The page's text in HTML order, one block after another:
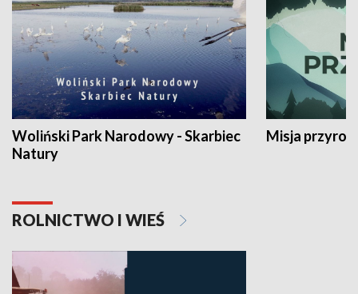
Woliński Park Narodowy - Skarbiec
Natury
Misja
ROLNICTWO I WIEŚ